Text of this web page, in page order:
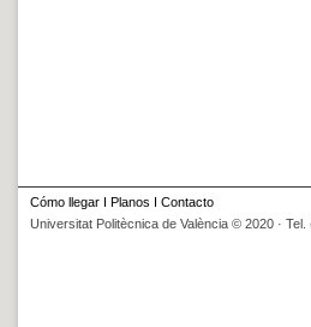
Cómo llegar I Planos I Contacto
Universitat Politècnica de València © 2020 ·